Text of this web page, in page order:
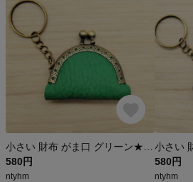
580円
ntyhm
580円
ntyhm